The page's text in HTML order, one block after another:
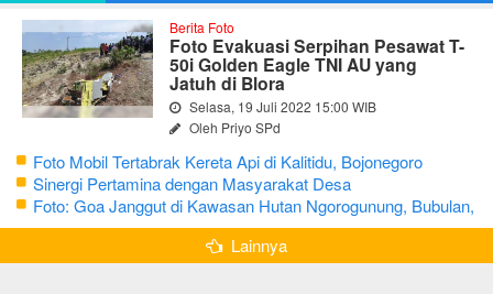
Berita Foto
Foto Evakuasi Serpihan Pesawat T-
50i Golden Eagle TNI AU yang
Jatuh di Blora
Selasa, 19 Juli 2022 15:00 WIB
Oleh Priyo SPd
Foto Mobil Tertabrak Kereta Api di Kalitidu, Bojonegoro
Sinergi Pertamina dengan Masyarakat Desa
Foto: Goa Janggut di Kawasan Hutan Ngorogunung, Bubulan,
Bojonegoro
Lainnya